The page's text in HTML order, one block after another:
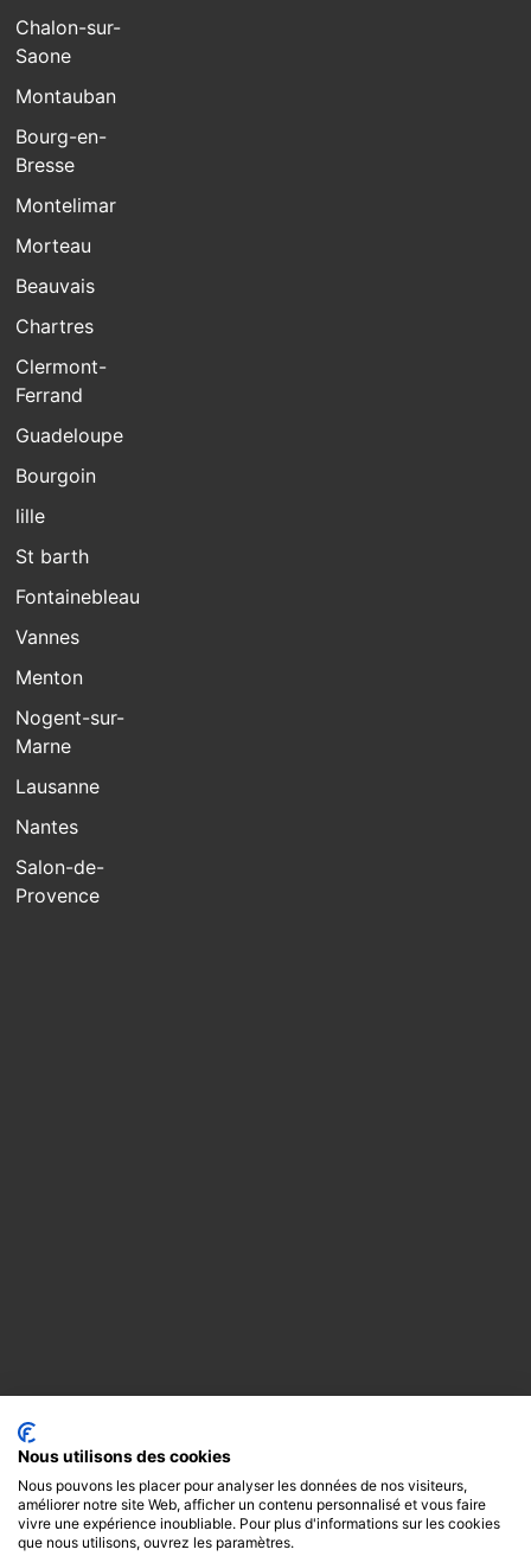
Chalon-sur-
Saone
Montauban
Bourg-en-
Bresse
Montelimar
Morteau
Beauvais
Chartres
Clermont-
Ferrand
Guadeloupe
Bourgoin
lille
St barth
Fontainebleau
Vannes
Menton
Nogent-sur-
Marne
Lausanne
Nantes
Salon-de-
Provence
Nous utilisons des cookies
Nous pouvons les placer pour analyser les données de nos visiteurs,
améliorer notre site Web, afficher un contenu personnalisé et vous faire
vivre une expérience inoubliable. Pour plus d'informations sur les cookies
que nous utilisons, ouvrez les paramètres.